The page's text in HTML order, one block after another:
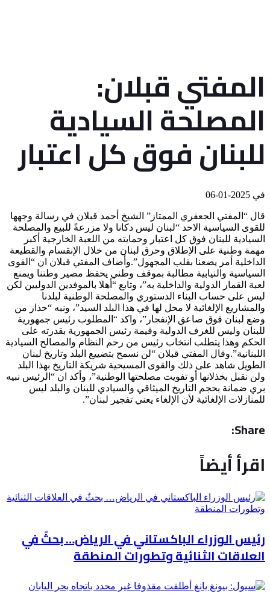
المفتي قبلان:
المصلحة السيادية
للبنان فوق كل اعتبار
في
قال “المفتي الجعفري الممتاز” الشيخ أحمد قبلان في رسالة وجهها
للقوى السياسية الاحد “لبنان ليس دكانا ولا مزرعةً للبيع والمصلحة
السيادية للبنان فوق كل اعتبار وحمايته من اللعبة الخارجية أكبر
مهمة وطنية على الإطلاق وحرق لبنان من خلال الإنقسام والقطيعة
الداخلية أمر يضعنا بقلب المجهول”.وأضاف المفتي قبلان ان “القوى
السياسية والنيابية مطالبة بموقف وطني يحفظ مصير وطننا ويمنع
لعبة القمار الدولية والداخلية به”، وتابع “أهلا بالموفدين الدوليين لكن
ليس على حساب البناء الدستوري والمصلحة الوطنية لبلدنا
والمشاريع الإلغائية لا محل لها في هذا البلد السيد”، ونبه “حذار من
وضع لبنان فوق صاعق الإنفجار”، واكد “المطلوب رئيس جمهورية
للبنان وليس للغرف الدولية وقيمة رئيس الجمهورية بقدرته على
الحكم وهذا يتطلب انتخاب رئيس من رحم النظام والمصالح السيادية
اللبنانية”.وقال المفتي قبلان “لن نسمح بتضييع البلد وتاريخ لبنان
الطويل شاهد على ذلك والقوى المسيحية شريكة التاريخ بهذا البلد
ولن نقبل بخذلانها أو تفويت مصلحتها الوطنية”، وأكد ان “الرئيس نبيه
بري ضمانة بحجم التاريخ الميثاقي والسيادي للبنان والبلد ليس
للمنازلات الإلغائية لأن الإلغاء يعني تفجير لبنان”.
Share:
اقرأ أيضاً
رئيس الوزراء الباكستاني في الرياض… بحثٌ في
العلاقات الثنائية وتطورات المنطقة